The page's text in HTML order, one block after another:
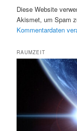
Diese Website
Akismet, um Spam
Kommentardaten
RAUMZEIT